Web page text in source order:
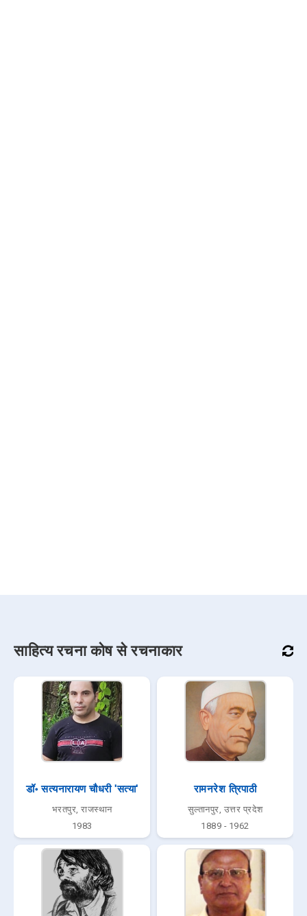
साहित्य रचना कोष से रचनाकार
डॉ॰ सत्यनारायण चौधरी 'सत्या'
भरतपुर, राजस्थान
1983
रामनरेश त्रिपाठी
सुल्तानपुर, उत्तर प्रदेश
1889 - 1962